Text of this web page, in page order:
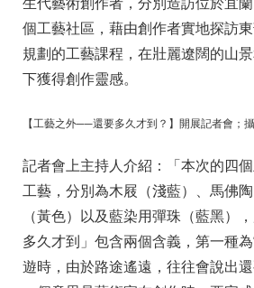
生代藝術創作者，分別造訪位於宜
個工藝社區，藉由創作者實地探訪
規劃的工藝課程，在壯麗遼闊的山
下獲得創作靈感。
【工藝之外──還要多久才到？】開展記者會；
記者會上主持人介紹：「本次的四
工藝，分別為木屐（淺藍）、馬佛
（黃色）以及藍染用彈珠（藍黑）
多久才到」包含兩個含義，第一種
遊時，由於路途遙遠，往往會說出